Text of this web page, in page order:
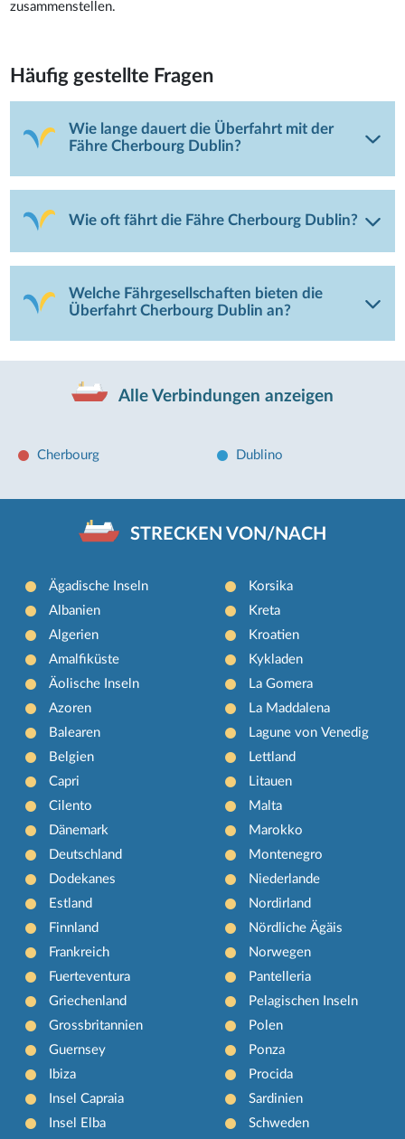
zusammenstellen.
Häufig gestellte Fragen
Wie lange dauert die Überfahrt mit der
Fähre Cherbourg Dublin?
Wie oft fährt die Fähre Cherbourg Dublin?
Welche Fährgesellschaften bieten die
Überfahrt Cherbourg Dublin an?
Alle Verbindungen anzeigen
Cherbourg Dublino
STRECKEN VON/NACH
Ägadische Inseln
Albanien
Algerien
Amalfiküste
Äolische Inseln
Azoren
Balearen
Belgien
Capri
Cilento
Dänemark
Deutschland
Dodekanes
Estland
Finnland
Frankreich
Fuerteventura
Griechenland
Grossbritannien
Guernsey
Ibiza
Insel Capraia
Insel Elba
Korsika
Kreta
Kroatien
Kykladen
La Gomera
La Maddalena
Lagune von Venedig
Lettland
Litauen
Malta
Marokko
Montenegro
Niederlande
Nordirland
Nördliche Ägäis
Norwegen
Pantelleria
Pelagischen Inseln
Polen
Ponza
Procida
Sardinien
Schweden